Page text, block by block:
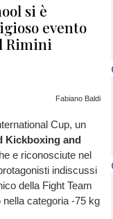
si è
evento
Rimini
Fabiano Baldi
Cup, un
Kickboxing and
e riconosciute nel
indiscussi
della Fight Team
nella categoria -75 kg